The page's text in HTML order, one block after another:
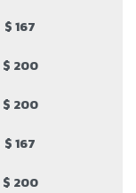
$ 167
$ 200
$ 200
$ 167
$ 200